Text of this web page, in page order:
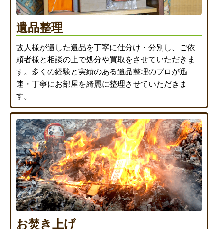
遺品整理
故人様が遺した遺品を丁寧に仕分け・分別し、ご依
頼者様と相談の上で処分や買取をさせていただきま
す。多くの経験と実績のある遺品整理のプロが迅
速・丁寧にお部屋を綺麗に整理させていただきま
す。
お焚き上げ